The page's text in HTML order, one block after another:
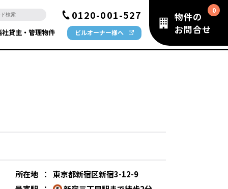
0120-001-527
社貸主・管理物件 ビルオーナー様へ
物件の
お問合せ
所在地 ：
東京都新宿区新宿3-12-9